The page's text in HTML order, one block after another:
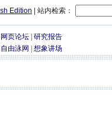
Edition | 站内检索：
网页论坛 研究报告
自由泳网 想象讲场